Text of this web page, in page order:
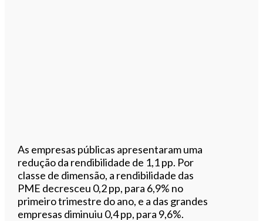
As empresas públicas apresentaram uma
redução da rendibilidade de 1,1 pp. Por
classe de dimensão, a rendibilidade das
PME decresceu 0,2 pp, para 6,9% no
primeiro trimestre do ano, e a das grandes
empresas diminuiu 0,4 pp, para 9,6%.